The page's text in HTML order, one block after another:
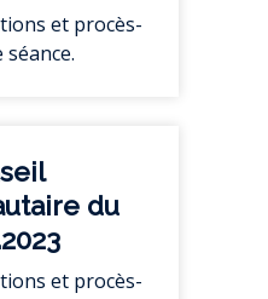
et procès-
du
et procès-